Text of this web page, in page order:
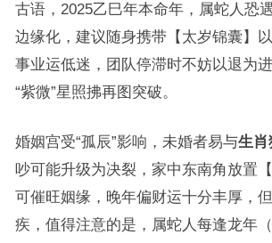
古语，2025乙巳年本命年，属蛇人恐
边缘化，建议随身携带【太岁锦囊】
事业运低迷，团队停滞时不妨以退为
“紫微”星照拂再图突破。
婚姻宫受“孤辰”影响，未婚者易与生肖
吵可能升级为决裂，家中东南角放置
可催旺姻缘，晚年偏财运十分丰厚，
疾，值得注意的是，属蛇人每逢龙年